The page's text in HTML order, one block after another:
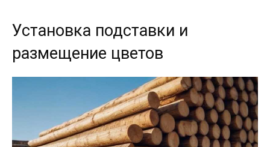
Установка подставки и
размещение цветов